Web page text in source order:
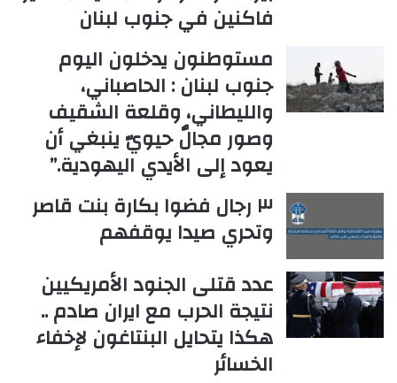
فاكنين في جنوب لبنان
مستوطنون يدخلون اليوم
جنوب لبنان : الحاصباني،
والليطاني، وقلعة الشقيف
وصور مجالٌ حيويّ ينبغي أن
يعود إلى الأيدي اليهودية.”
٣ رجال فضوا بكارة بنت قاصر
وتحري صيدا يوقفهم
عدد قتلى الجنود الأمريكيين
نتيجة الحرب مع ايران صادم ..
هكذا يتحايل البنتاغون لإخفاء
الخسائر